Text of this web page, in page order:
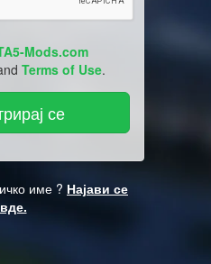
Mods.com
Terms of Use.
име ? Најави се